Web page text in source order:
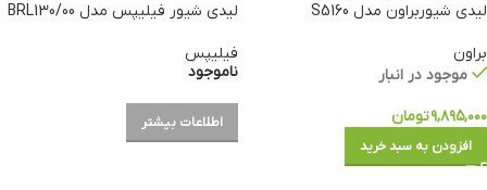
لیدی شیوربراون مدل S5160
براون
موجود در انبار
۹,۸۹۵,۰۰۰تومان
افزودن به سبد خرید
لیدی شیور فیلیپس مدل BRL130/00
فیلیپس
ناموجود
اطلاعات بیشتر